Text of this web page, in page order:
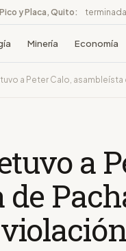
Pico y Placa, Quito:
Minería Economía
a Peter Calo,
a
de